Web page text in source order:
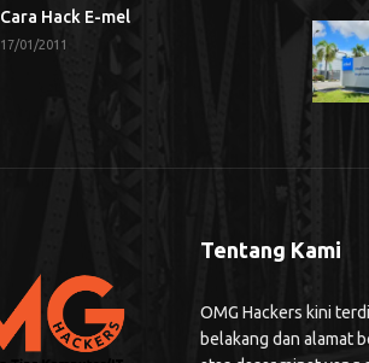
Cara Hack E-mel
17/01/2011
Tentang Kami
OMG Hackers kini
belakang dan alamat